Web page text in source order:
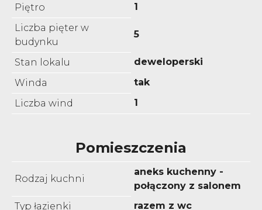
Piętro
1
Liczba pięter w
budynku
5
Stan lokalu
deweloperski
Winda
tak
Liczba wind
1
Pomieszczenia
Rodzaj kuchni
aneks kuchenny -
połączony z salonem
Typ łazienki
razem z wc